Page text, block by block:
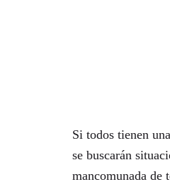
Si todos tienen
se buscarán
mancomunada de